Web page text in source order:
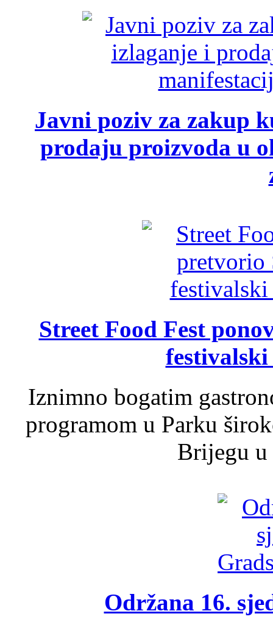
Javni poziv za zakup
prodaju proizvoda u
Street Food Fest
Iznimno bogatim
programom u Parku
Brijegu u
Održana 16.